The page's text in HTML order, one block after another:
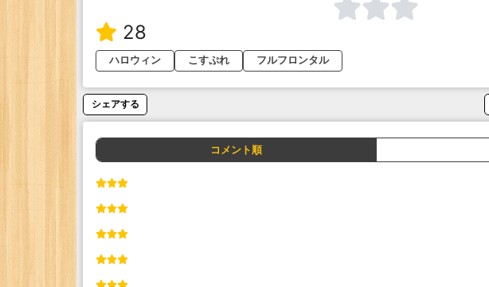
28
ハロウィン
こすぷれ フルフロンタル
シェアする
コメント順